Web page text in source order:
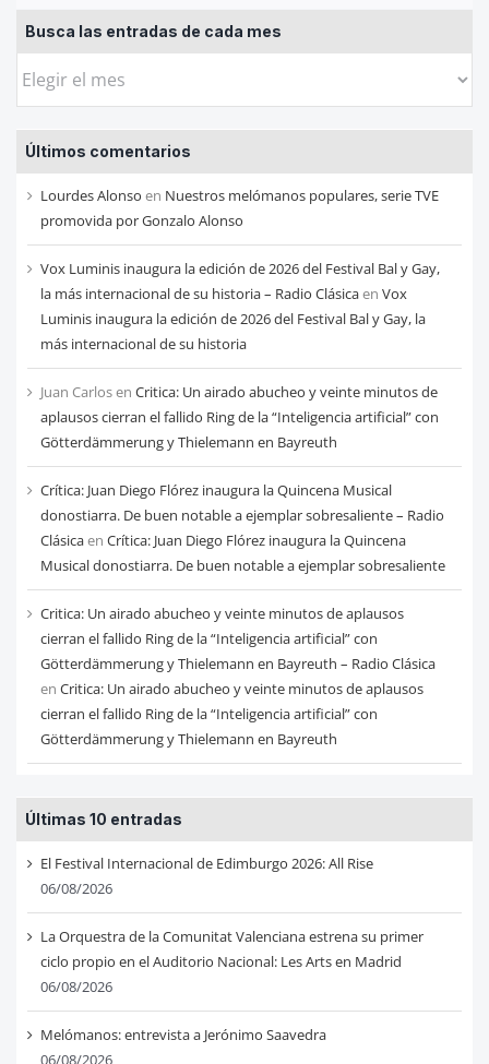
Busca las entradas de cada mes
Busca
entradas
de
cada
mes
Últimos comentarios
Lourdes Alonso en Nuestros melómanos populares, serie TVE
promovida por Gonzalo Alonso
Vox Luminis inaugura la edición de 2026 del Festival Bal y Gay,
la más internacional de su historia – Radio Clásicaen Vox
Luminis inaugura la edición de 2026 del Festival Bal y Gay, la
más internacional de su historia
Juan Carlosen Critica: Un airado abucheo y veinte minutos de
aplausos cierran el fallido Ring de la “Inteligencia artificial” con
Götterdämmerung y Thielemann en Bayreuth
Crítica: Juan Diego Flórez inaugura la Quincena Musical
donostiarra. De buen notable a ejemplar sobresaliente – Radio
Clásicaen Crítica: Juan Diego Flórez inaugura la Quincena
Musical donostiarra. De buen notable a ejemplar sobresaliente
Critica: Un airado abucheo y veinte minutos de aplausos
cierran el fallido Ring de la “Inteligencia artificial” con
Götterdämmerung y Thielemann en Bayreuth – Radio Clásica
en Critica: Un airado abucheo y veinte minutos de aplausos
cierran el fallido Ring de la “Inteligencia artificial” con
Götterdämmerung y Thielemann en Bayreuth
Últimas 10 entradas
El Festival Internacional de Edimburgo 2026: All Rise
06/08/2026
La Orquestra de la Comunitat Valenciana estrena su primer
ciclo propio en el Auditorio Nacional: Les Arts en Madrid
06/08/2026
Melómanos: entrevista a Jerónimo Saavedra
06/08/2026